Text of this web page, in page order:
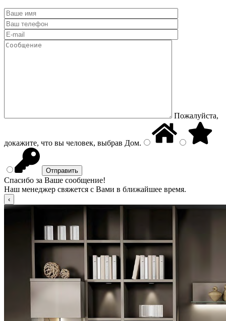
Пожалуйста,
докажите, что вы человек, выбрав Дом.
Спасибо за Ваше сообщение!
Наш менеджер свяжется с Вами в ближайшее время.